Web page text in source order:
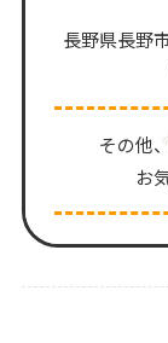
長野県長野
その他
お